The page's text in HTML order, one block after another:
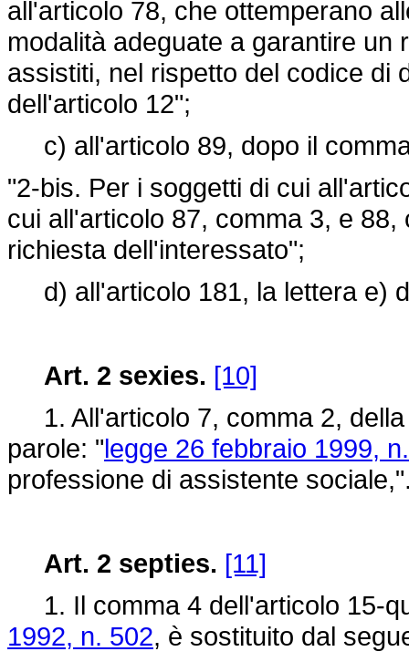
all'articolo 78, che ottemperano
modalità adeguate a garantire un
assistiti, nel rispetto del codice di
dell'articolo 12";
c) all'articolo 89, dopo il
"2-bis. Per i soggetti di cui
cui all'articolo 87, comma 3, e
richiesta dell'interessato";
d) all'articolo 181, la lettera e)
Art. 2 sexies. [10]
1. All'articolo 7, comma 2,
parole: "legge 26 febbraio 1999,
professione di assistente
Art. 2 septies. [11]
1. Il comma 4 dell'articolo 15-
1992, n. 502, è sostituito dal